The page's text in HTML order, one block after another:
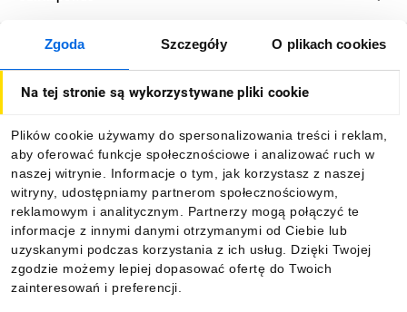
Zgoda Szczegóły O plikach cookies
Na tej stronie są wykorzystywane pliki cookie
Plików cookie używamy do spersonalizowania treści i reklam,
aby oferować funkcje społecznościowe i analizować ruch w
naszej witrynie. Informacje o tym, jak korzystasz z naszej
witryny, udostępniamy partnerom społecznościowym,
reklamowym i analitycznym. Partnerzy mogą połączyć te
informacje z innymi danymi otrzymanymi od Ciebie lub
uzyskanymi podczas korzystania z ich usług. Dzięki Twojej
zgodzie możemy lepiej dopasować ofertę do Twoich
zainteresowań i preferencji.
O firmie
Informacje
Pobierz naszą aplikację mobilną: